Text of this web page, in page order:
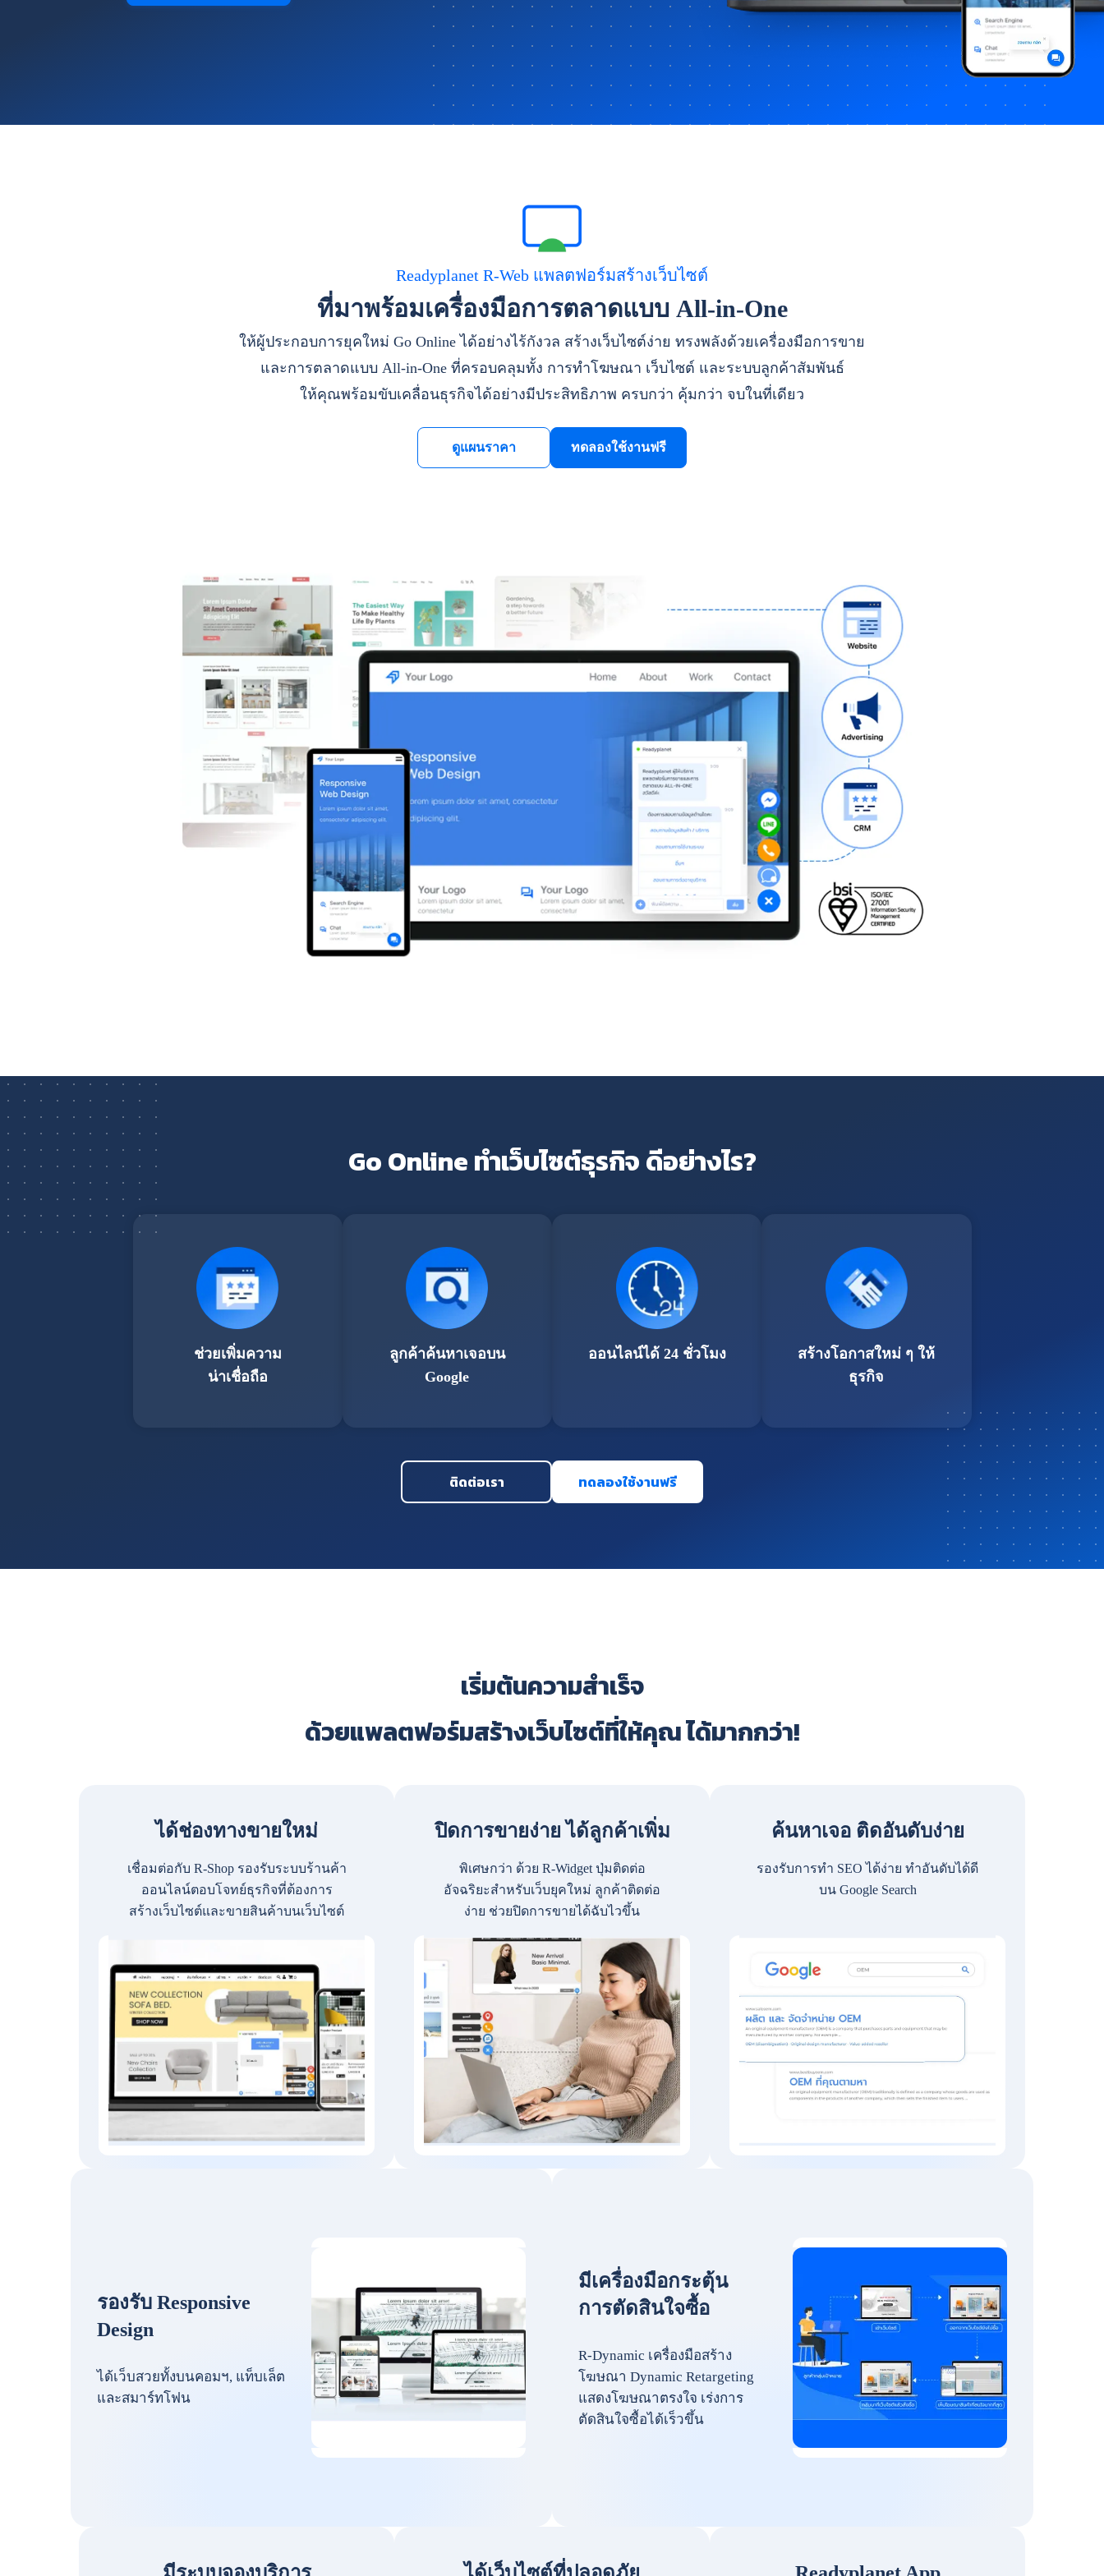
Readyplanet R-Web แพลตฟอร์มสร้างเว็บไซต์
ที่มาพร้อมเครื่องมือการตลาดแบบ All-in-One
ให้ผู้ประกอบการยุคใหม่ Go Online ได้อย่างไร้กังวล สร้างเว็บไซต์ง่าย ทรงพลังด้วยเครื่องมือการขาย
และการตลาดแบบ All-in-One ที่ครอบคลุมทั้ง การทำโฆษณา เว็บไซต์ และระบบลูกค้าสัมพันธ์
ให้คุณพร้อมขับเคลื่อนธุรกิจได้อย่างมีประสิทธิภาพ ครบกว่า คุ้มกว่า จบในที่เดียว
ดูแผนราคา ทดลองใช้งานฟรี
Go Online ทำเว็บไซต์ธุรกิจ ดีอย่างไร?
ช่วยเพิ่มความ
น่าเชื่อถือ
ลูกค้าค้นหาเจอบน
Google
ออนไลน์ได้ 24 ชั่วโมง
สร้างโอกาสใหม่ ๆ ให้
ธุรกิจ
ติดต่อเรา ทดลองใช้งานฟรี
เริ่มต้นความสำเร็จ
ด้วยแพลตฟอร์มสร้างเว็บไซต์ที่ให้คุณ ได้มากกว่า!
ได้ช่องทางขายใหม่
เชื่อมต่อกับ R-Shop รองรับระบบร้านค้า
ออนไลน์ตอบโจทย์ธุรกิจที่ต้องการ
สร้างเว็บไซต์และขายสินค้าบนเว็บไซต์
ปิดการขายง่าย ได้ลูกค้าเพิ่ม
พิเศษกว่า ด้วย R-Widget ปุ่มติดต่อ
อัจฉริยะสำหรับเว็บยุคใหม่ ลูกค้าติดต่อ
ง่าย ช่วยปิดการขายได้ฉับไวขึ้น
ค้นหาเจอ ติดอันดับง่าย
รองรับการทำ SEO ได้ง่าย ทำอันดับได้ดี
บน Google Search
รองรับ Responsive
Design
ได้เว็บสวยทั้งบนคอมฯ, แท็บเล็ต
และสมาร์ทโฟน
มีเครื่องมือกระตุ้น
การตัดสินใจซื้อ
R-Dynamic เครื่องมือสร้าง
โฆษณา Dynamic Retargeting
แสดงโฆษณาตรงใจ เร่งการ
ตัดสินใจซื้อได้เร็วขึ้น